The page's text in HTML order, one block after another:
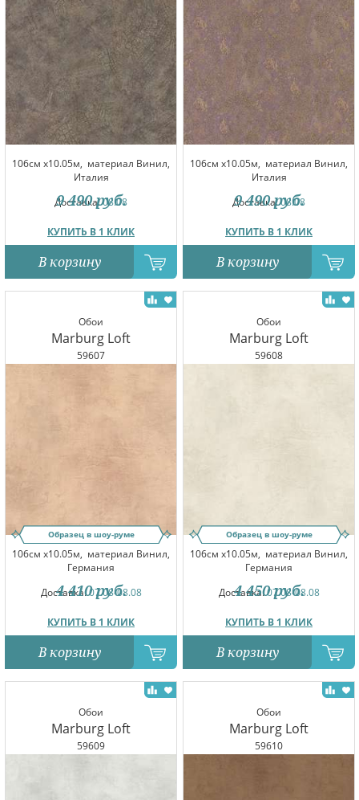
106см x10.05м, материал Винил,
Италия
Доставка:08.08
КУПИТЬ В 1 КЛИК
9 490 руб.
В корзину
106см x10.05м, материал Винил,
Италия
Доставка:08.08
КУПИТЬ В 1 КЛИК
9 490 руб.
В корзину
Обои
Marburg Loft
59607
Образец в шоу-руме
106см x10.05м, материал Винил,
Германия
Доставка:07.08-08.08
КУПИТЬ В 1 КЛИК
4 410 руб.
В корзину
Обои
Marburg Loft
59608
Образец в шоу-руме
106см x10.05м, материал Винил,
Германия
Доставка:07.08-08.08
КУПИТЬ В 1 КЛИК
4 450 руб.
В корзину
Обои
Marburg Loft
59609
Обои
Marburg Loft
59610